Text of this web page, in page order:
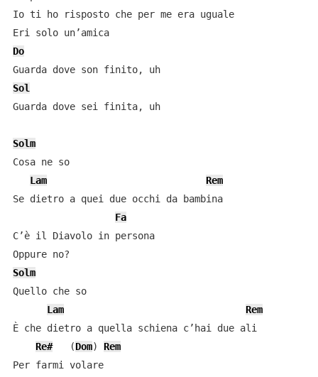
Io ti ho risposto che per me era uguale
Eri solo un’amica
Do
Guarda dove son finito, uh
Sol
Guarda dove sei finita, uh
Solm
Cosa ne so
Lam
Rem
Se dietro a quei due occhi da bambina
Fa
C’è il Diavolo in persona
Solm
Quello che so
Lam
Rem
È che dietro a quella schiena c’hai due ali
Re#
   (
Dom) Rem
Per farmi volare